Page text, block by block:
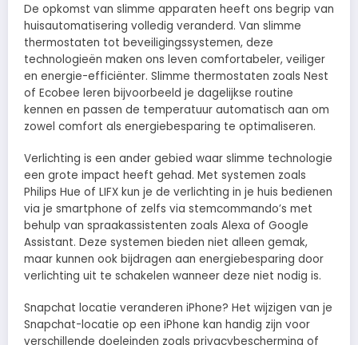
De opkomst van slimme apparaten heeft ons begrip van
huisautomatisering volledig veranderd. Van slimme
thermostaten tot beveiligingssystemen, deze
technologieën maken ons leven comfortabeler, veiliger
en energie-efficiënter. Slimme thermostaten zoals Nest
of Ecobee leren bijvoorbeeld je dagelijkse routine
kennen en passen de temperatuur automatisch aan om
zowel comfort als energiebesparing te optimaliseren.
Verlichting is een ander gebied waar slimme technologie
een grote impact heeft gehad. Met systemen zoals
Philips Hue of LIFX kun je de verlichting in je huis bedienen
via je smartphone of zelfs via stemcommando’s met
behulp van spraakassistenten zoals Alexa of Google
Assistant. Deze systemen bieden niet alleen gemak,
maar kunnen ook bijdragen aan energiebesparing door
verlichting uit te schakelen wanneer deze niet nodig is.
Snapchat locatie veranderen iPhone? Het wijzigen van je
Snapchat-locatie op een iPhone kan handig zijn voor
verschillende doeleinden zoals privacybescherming of